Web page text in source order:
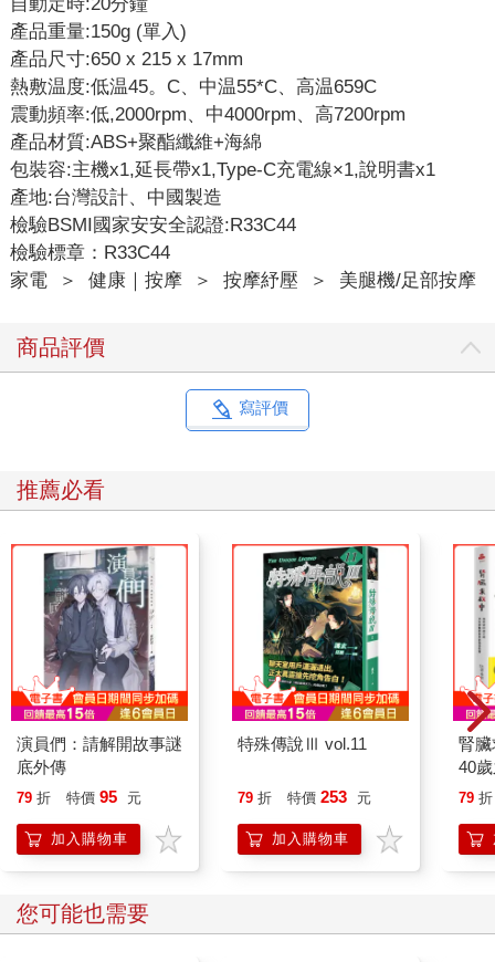
產品重量:150g (單入)
產品尺寸:650 x 215 x 17mm
熱敷温度:低温45。C、中温55*C、高温659C
震動頻率:低,2000rpm、中4000rpm、高7200rpm
產品材質:ABS+聚酯纖維+海綿
包裝容:主機x1,延長帶x1,Type-C充電線×1,說明書x1
產地:台灣設計、中國製造
檢驗BSMI國家安安全認證:R33C44
檢驗標章：R33C44
家電
＞ 健康｜按摩 ＞ 按摩紓壓 ＞ 美腿機/足部按摩
商品評價
寫評價
推薦必看
演員們：請解開故事謎
底外傳
79 折 特價 95 元
加入購物車
特殊傳說Ⅲ vol.11
79 折 特價 253 元
加入購物車
腎
40
就
79 折
您可能也需要